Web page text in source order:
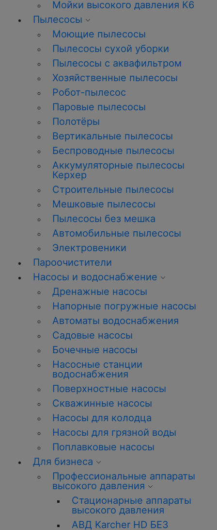
Мойки высокого давления К6
Пылесосы
Моющие пылесосы
Пылесосы сухой уборки
Пылесосы с аквафильтром
Хозяйственные пылесосы
Робот-пылесос
Паровые пылесосы
Полотёры
Вертикальные пылесосы
Беспроводные пылесосы
Аккумуляторные пылесосы
Керхер
Строительные пылесосы
Мешковые пылесосы
Пылесосы без мешка
Автомобильные пылесосы
Электровеники
Пароочистители
Насосы и водоснабжение
Дренажные насосы
Напорные погружные насосы
Автоматы водоснабжения
Садовые насосы
Бочечные насосы
Насосные станции
водоснабжения
Поверхностные насосы
Скважинные насосы
Насосы для колодца
Насосы для грязной воды
Поплавковые насосы
Для бизнеса
Профессиональные аппараты
высокого давления
Стационарные аппараты
высокого давления
АВД Karcher HD БЕЗ